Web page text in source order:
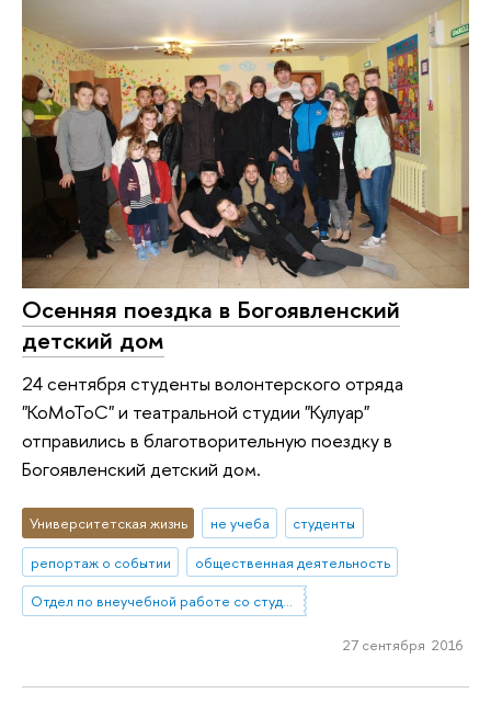
Осенняя поездка в Богоявленский
детский дом
24 сентября студенты волонтерского отряда
"КоМоТоС" и театральной студии "Кулуар"
отправились в благотворительную поездку в
Богоявленский детский дом.
Университетская жизнь не учеба
студенты
репортаж о событии
общественная деятельность
Отдел по внеучебной работе со студентами (Нижний Новгород)
27 сентября 2016